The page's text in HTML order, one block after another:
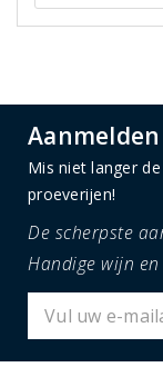
Mis niet langer
proeverijen!
De scherpste
Handige wijn